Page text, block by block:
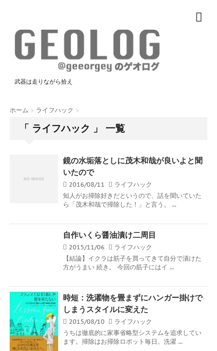
武器は走りながら拾え
ホーム > ライフハック >
「 ライフハック 」 一覧
鏡の水垢落としに茂木和哉が良いよと聞
いたので
2016/08/11
ライフハック
知人がお掃除好きだというので、話を聞いていた
ら「茂木和哉で掃除した！」と言う。 ...
自作いくら醤油漬け二周目
2015/11/06
ライフハック
【結論】イクラは筋子を買ってきて自分で漬けた
方がうまい 続き。 今回の筋子にはイ ...
時短：洗濯物を畳まずにハンガー掛けで
しまうスタイルに変えた
2015/08/10
ライフハック
うちは徹底的に家事省略型システムを追求してい
ます。掃除はお掃除ロボット毎日。洗濯 ...